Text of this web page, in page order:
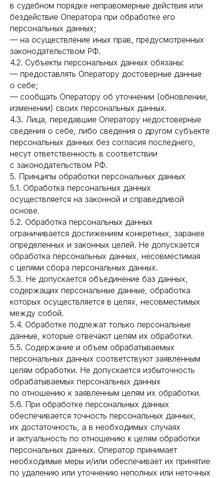
в судебном порядке неправомерные действия или
бездействие Оператора при обработке его
персональных данных;
— на осуществление иных прав, предусмотренных
законодательством РФ.
4.2. Субъекты персональных данных обязаны:
— предоставлять Оператору достоверные данные
о себе;
— сообщать Оператору об уточнении (обновлении,
изменении) своих персональных данных.
4.3. Лица, передавшие Оператору недостоверные
сведения о себе, либо сведения о другом субъекте
персональных данных без согласия последнего,
несут ответственность в соответствии
с законодательством РФ.
5. Принципы обработки персональных данных
5.1. Обработка персональных данных
осуществляется на законной и справедливой
основе.
5.2. Обработка персональных данных
ограничивается достижением конкретных, заранее
определенных и законных целей. Не допускается
обработка персональных данных, несовместимая
с целями сбора персональных данных.
5.3. Не допускается объединение баз данных,
содержащих персональные данные, обработка
которых осуществляется в целях, несовместимых
между собой.
5.4. Обработке подлежат только персональные
данные, которые отвечают целям их обработки.
5.5. Содержание и объем обрабатываемых
персональных данных соответствуют заявленным
целям обработки. Не допускается избыточность
обрабатываемых персональных данных
по отношению к заявленным целям их обработки.
5.6. При обработке персональных данных
обеспечивается точность персональных данных,
их достаточность, а в необходимых случаях
и актуальность по отношению к целям обработки
персональных данных. Оператор принимает
необходимые меры и/или обеспечивает их принятие
по удалению или уточнению неполных или неточных